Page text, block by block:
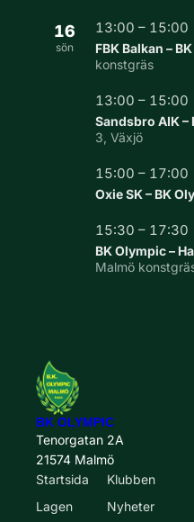
16
sön
13:00 – 15:00
FBK Balkan –
konstgräs
13:00 – 15:00
Sandsbro AIK –
3, Växjö
15:00 – 17:00
Oxie SK – BK
15:30 – 17:30
BK Olympic –
Malmö
BK OLYMPIC
Tenorgatan 2A
21574 Malmö
Startsida
Klubben
Lagen
Nyheter